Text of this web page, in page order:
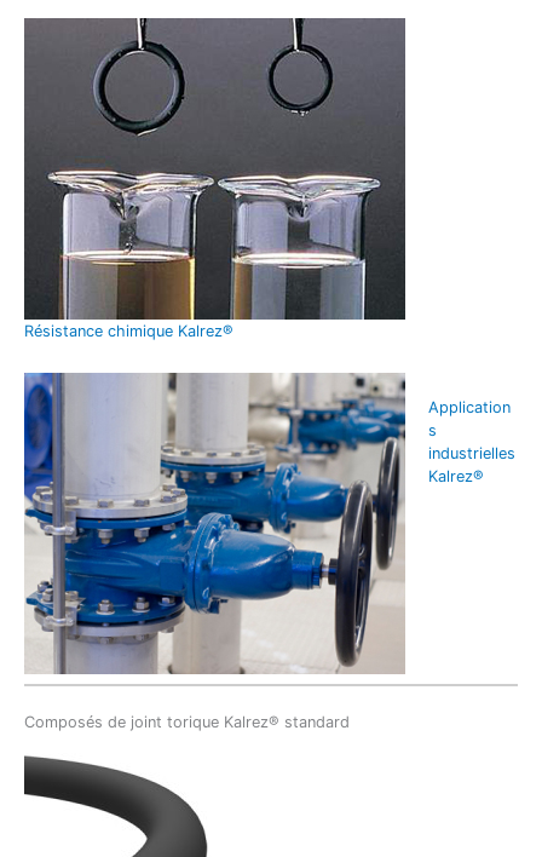
Résistance chimique Kalrez®
Application
s
industrielles
Kalrez®
Composés de joint torique Kalrez® standard